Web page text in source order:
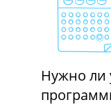
Нужно ли